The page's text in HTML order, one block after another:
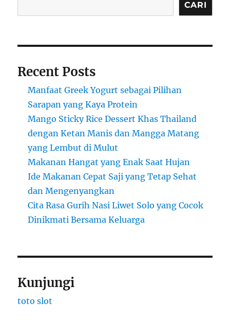
CARI
Recent Posts
Manfaat Greek Yogurt sebagai Pilihan
Sarapan yang Kaya Protein
Mango Sticky Rice Dessert Khas Thailand
dengan Ketan Manis dan Mangga Matang
yang Lembut di Mulut
Makanan Hangat yang Enak Saat Hujan
Ide Makanan Cepat Saji yang Tetap Sehat
dan Mengenyangkan
Cita Rasa Gurih Nasi Liwet Solo yang Cocok
Dinikmati Bersama Keluarga
Kunjungi
toto slot